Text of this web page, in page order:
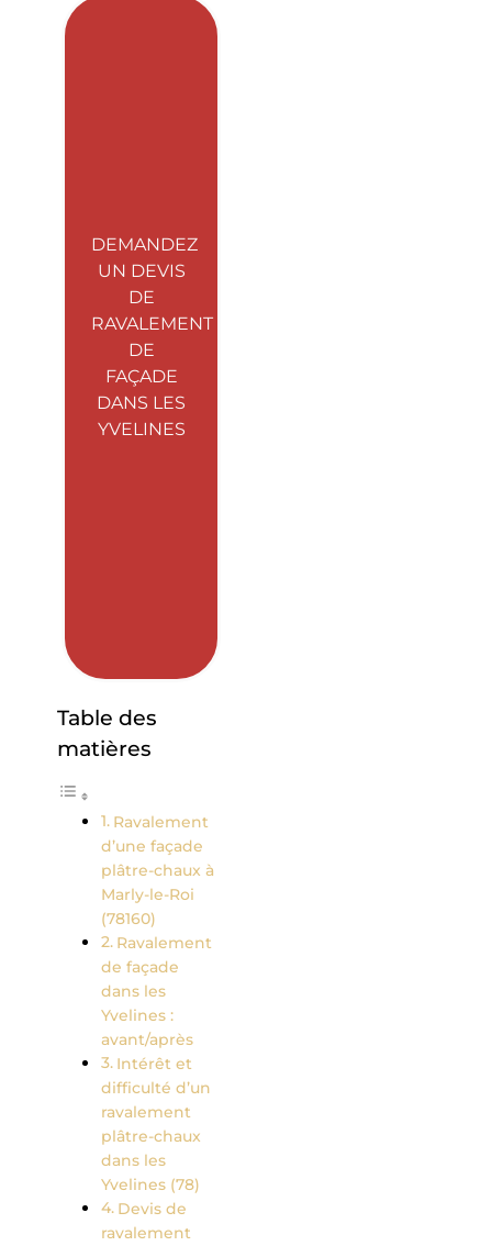
DEMANDEZ
UN DEVIS
DE
RAVALEMENT
DE
FAÇADE
DANS LES
YVELINES
Table des
matières
Ravalement
d’une façade
plâtre-chaux à
Marly-le-Roi
(78160)
Ravalement
de façade
dans les
Yvelines :
avant/après
Intérêt et
difficulté d’un
ravalement
plâtre-chaux
dans les
Yvelines (78)
Devis de
ravalement